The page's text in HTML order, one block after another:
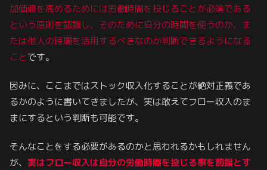
加価値を高めるためには労働時間を投じることが必須である
という原則を認識し、そのために自分の時間を使うのか、ま
たは他人の時間を活用するべきなのか判断できるようになる
ことです。
因みに、ここまではストック収入化することが絶対正義であ
るかのように書いてきましたが、実は敢えてフロー収入のま
まにするという判断も可能です。
そんなことをする必要があるのかと思われるかもしれません
が、 実はフロー収入は自分の労働時間を投じる事を前提とす